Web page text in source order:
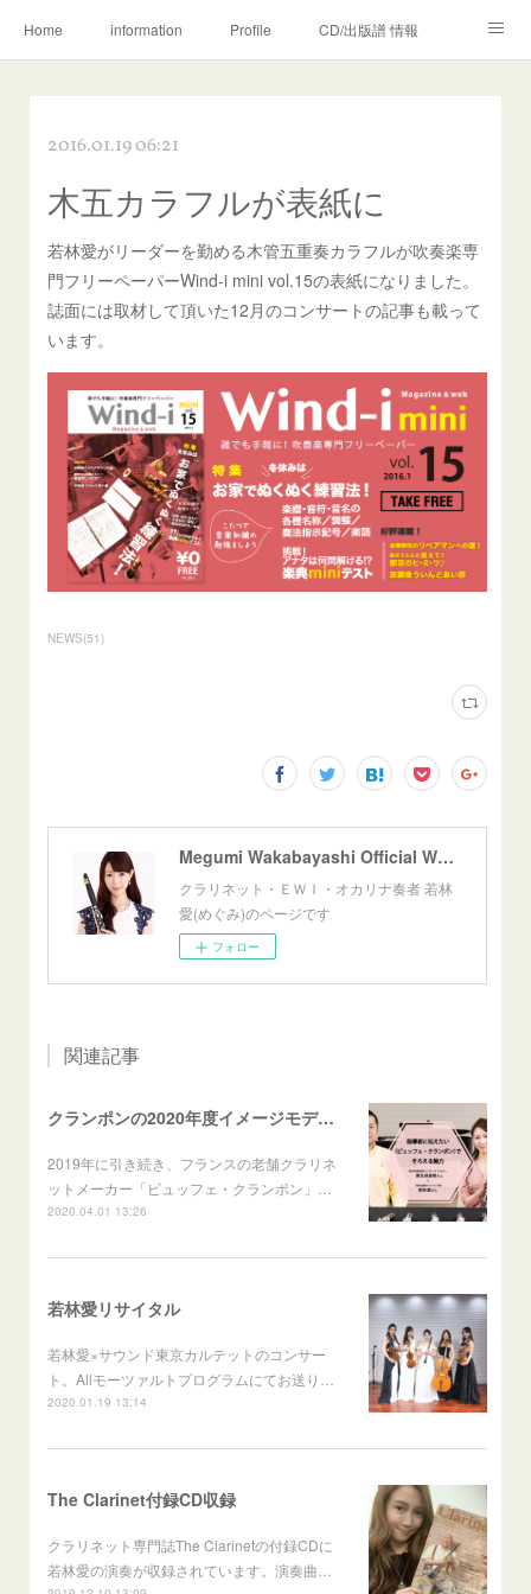
Home information Profile CD/出版譜 情報
木管五重奏カラフル
EWI MEMO
2016.01.19 06:21
木五カラフルが表紙に
若林愛がリーダーを勤める木管五重奏カラフルが吹奏楽専
門フリーペーパーWind-i mini vol.15の表紙になりました。
誌面には取材して頂いた12月のコンサートの記事も載って
います。
NEWS(51)
Megumi Wakabayashi Official Website
クラリネット・ＥＷＩ・オカリナ奏者 若林
愛(めぐみ)のページです
フォロー
関連記事
クランポンの2020年度イメージモデルに就任
2019年に引き続き、フランスの老舗クラリネ
ットメーカー「ビュッフェ・クランポン」…
2020.04.01 13:26
若林愛リサイタル
若林愛×サウンド東京カルテットのコンサー
ト。Allモーツァルトプログラムにてお送り…
2020.01.19 13:14
The Clarinet付録CD収録
クラリネット専門誌The Clarinetの付録CDに
若林愛の演奏が収録されています。演奏曲…